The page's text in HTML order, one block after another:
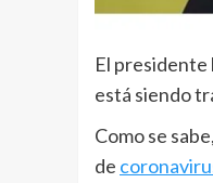
El presidente
está siendo
Como se
de